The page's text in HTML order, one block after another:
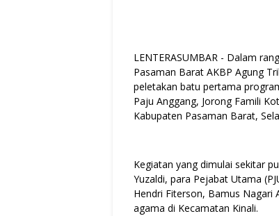
LENTERASUMBAR - Dalam
Pasaman Barat AKBP Agung
peletakan batu pertama
Paju Anggang, Jorong Famili
Kabupaten Pasaman Barat,
Kegiatan yang dimulai sekitar
Yuzaldi, para Pejabat Utama
Hendri Fiterson, Bamus
agama di Kecamatan Kinali.